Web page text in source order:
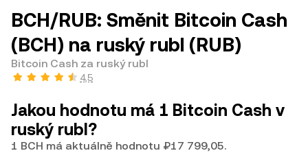
BCH/RUB: Směnit Bitcoin Cash
(BCH) na ruský rubl (RUB)
Bitcoin Cash za ruský rubl
4,5
Jakou hodnotu má 1 Bitcoin Cash v
ruský rubl?
1 BCH má aktuálně hodnotu ₽17 799,05.